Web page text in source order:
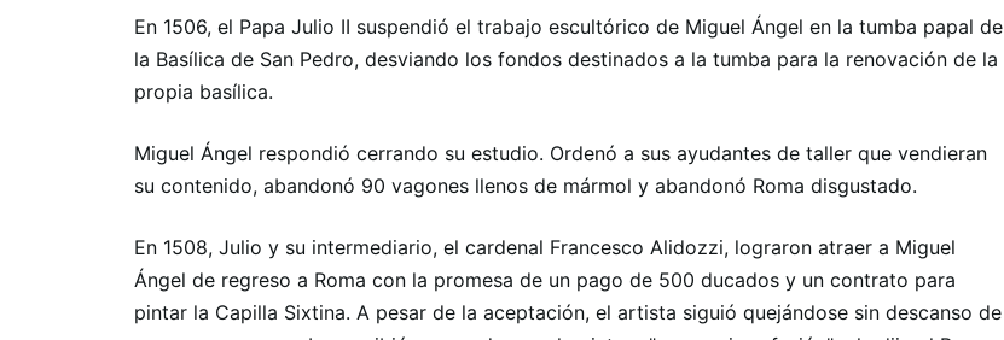
En 1506, el Papa Julio II suspendió el trabajo escultórico de Miguel Ángel en la tumba papal de
la Basílica de San Pedro, desviando los fondos destinados a la tumba para la renovación de la
propia basílica.
Miguel Ángel respondió cerrando su estudio. Ordenó a sus ayudantes de taller que vendieran
su contenido, abandonó 90 vagones llenos de mármol y abandonó Roma disgustado.
En 1508, Julio y su intermediario, el cardenal Francesco Alidozzi, lograron atraer a Miguel
Ángel de regreso a Roma con la promesa de un pago de 500 ducados y un contrato para
pintar la Capilla Sixtina. A pesar de la aceptación, el artista siguió quejándose sin descanso de